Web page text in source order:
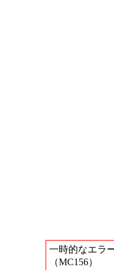
一時的なエラ
（MC156）